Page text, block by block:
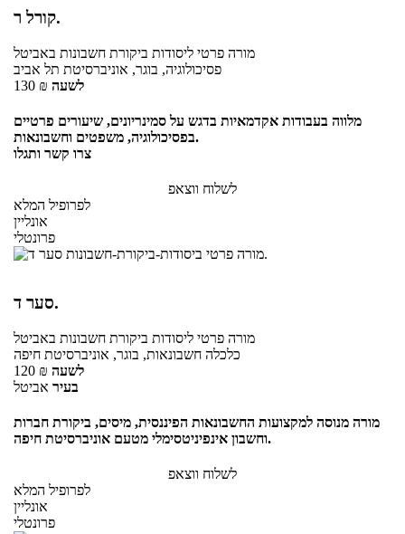
קורל ר.
מורה פרטי ליסודות ביקורת חשבונות באביטל
פסיכולוגיה, בוגר, אוניברסיטת תל אביב
130 ₪ לשעה
מלווה בעבודות אקדמאיות בדגש על סמינריונים, שיעורים פרטיים
בפסיכולוגיה, משפטים וחשבונאות.
צרו קשר ותגלו
לשלוח ווצאפ
לפרופיל המלא
אונליין
פרונטלי
סער ד.
מורה פרטי ליסודות ביקורת חשבונות באביטל
כלכלה חשבונאות, בוגר, אוניברסיטת חיפה
120 ₪ לשעה
בעיר אביטל
מורה מנוסה למקצועות החשבונאות הפיננסית, מיסים, ביקורת חברות
וחשבון אינפיניטסימלי מטעם אוניברסיטת חיפה.
לשלוח ווצאפ
לפרופיל המלא
אונליין
פרונטלי